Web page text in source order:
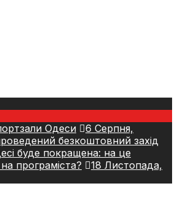
Одеси
6 Серпня,
безкоштовний захід
буде покращена: на це
програміста?
18 Листопада,